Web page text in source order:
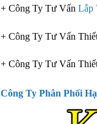
+ Công Ty Tư Vấn Lắp
+ Công Ty Tư Vấn
+ Công Ty Tư Vấn
Công Ty Phân Phối